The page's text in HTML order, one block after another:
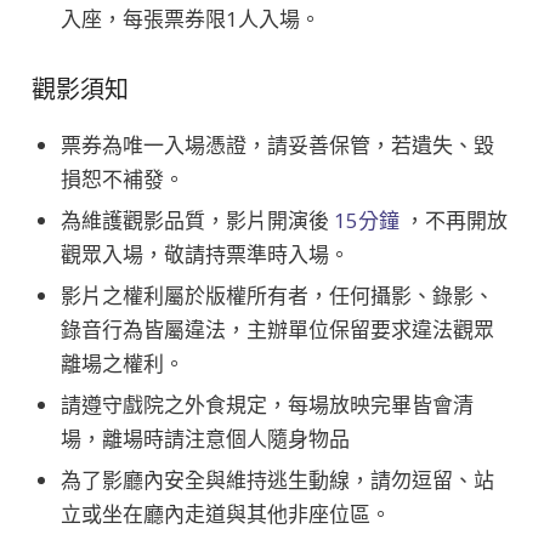
入座，每張票券限1人入場。
觀影須知
票券為唯一入場憑證，請妥善保管，若遺失、毀
損恕不補發。
為維護觀影品質，影片開演後 15分鐘 ，不再開放
觀眾入場，敬請持票準時入場。
影片之權利屬於版權所有者，任何攝影、錄影、
錄音行為皆屬違法，主辦單位保留要求違法觀眾
離場之權利。
請遵守戲院之外食規定，每場放映完畢皆會清
場，離場時請注意個人隨身物品
為了影廳內安全與維持逃生動線，請勿逗留、站
立或坐在廳內走道與其他非座位區。